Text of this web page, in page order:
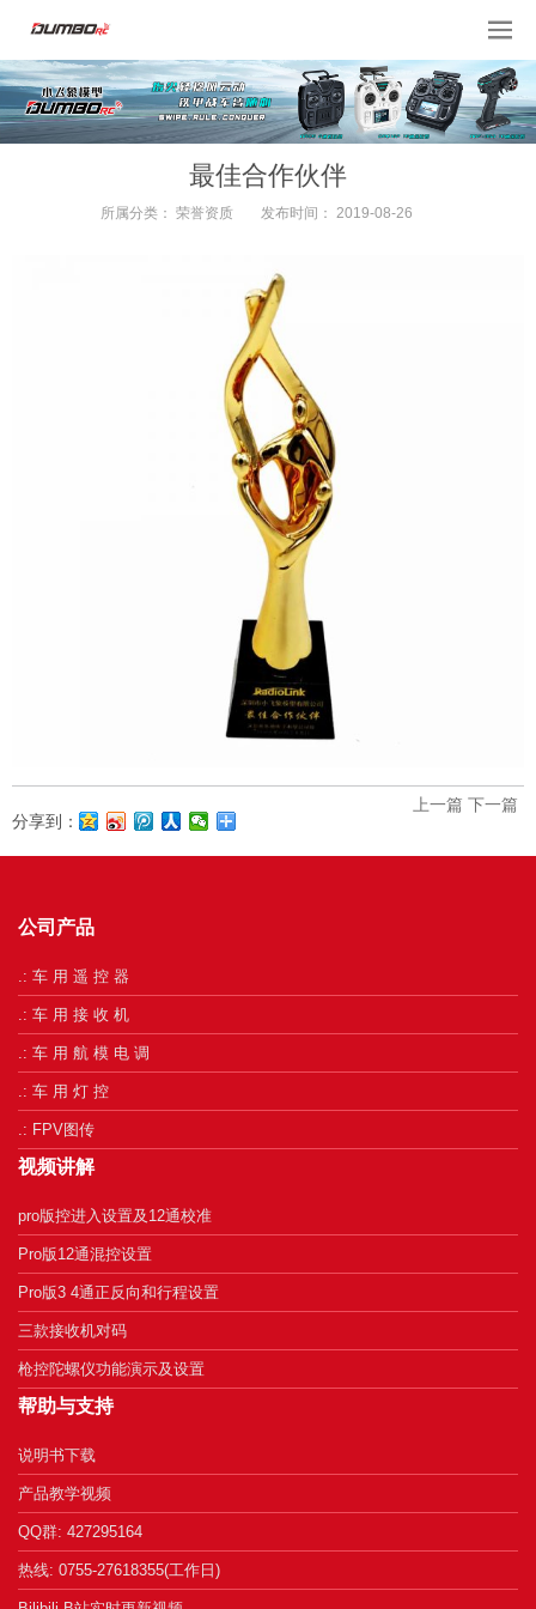
最佳合作伙伴
所属分类： 荣誉资质 发布时间： 2019-08-26
上一篇 下一篇
分享到：
公司产品
.: 车 用 遥 控 器
.: 车 用 接 收 机
.: 车 用 航 模 电 调
.: 车 用 灯 控
.: FPV图传
视频讲解
pro版控进入设置及12通校准
Pro版12通混控设置
Pro版3 4通正反向和行程设置
三款接收机对码
枪控陀螺仪功能演示及设置
帮助与支持
说明书下载
产品教学视频
QQ群: 427295164
热线: 0755-27618355(工作日)